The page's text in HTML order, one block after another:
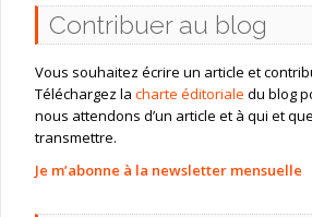
Contribuer au blog
Vous souhaitez écrire un article et
Téléchargez la charte éditoriale du blog
nous attendons d’un article et à qui et
transmettre.
Je m’abonne à la newsletter mensuelle